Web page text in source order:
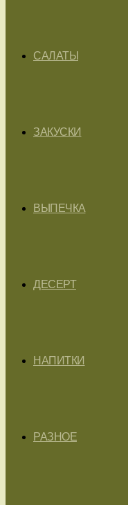
САЛАТЫ
ЗАКУСКИ
ВЫПЕЧКА
ДЕСЕРТ
НАПИТКИ
РАЗНОЕ